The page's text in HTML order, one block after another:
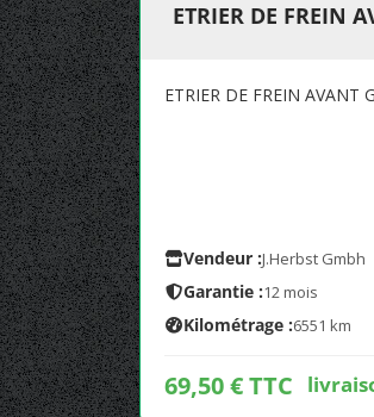
ETRIER DE FREIN
ETRIER DE FREIN AVANT
Vendeur :J.Herbst Gmbh
Garantie :12 mois
Kilométrage :6551 km
69,50 € TTC